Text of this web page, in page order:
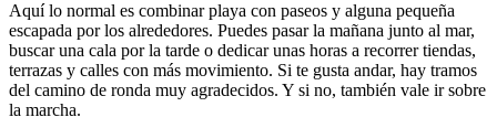
Aquí lo normal es combinar playa con paseos y alguna pequeña
escapada por los alrededores. Puedes pasar la mañana junto al mar,
buscar una cala por la tarde o dedicar unas horas a recorrer tiendas,
terrazas y calles con más movimiento. Si te gusta andar, hay tramos
del camino de ronda muy agradecidos. Y si no, también vale ir sobre
la marcha.